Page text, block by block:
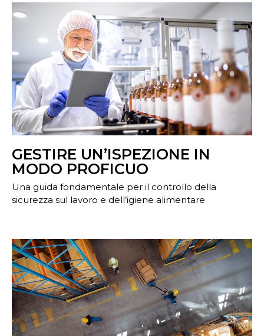
GESTIRE UN’ISPEZIONE IN
MODO PROFICUO
Una guida fondamentale per il controllo della
sicurezza sul lavoro e dell’igiene alimentare